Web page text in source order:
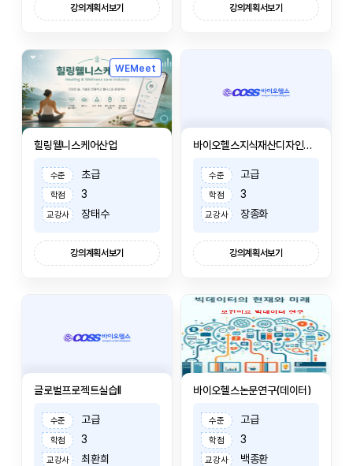
강의계획서보기 강의계획서보기
WEMeet
힐링웰니스케어산업
수준 초급
학점 3
교강사 장태수
강의계획서보기
바이오헬스지식재산디자인씽킹
수준 고급
학점 3
교강사 장종화
강의계획서보기
글로벌프로젝트실습II
수준 고급
학점 3
교강사 최환희
바이오헬스논문연구(데이터)
수준 고급
학점 3
교강사 백종환